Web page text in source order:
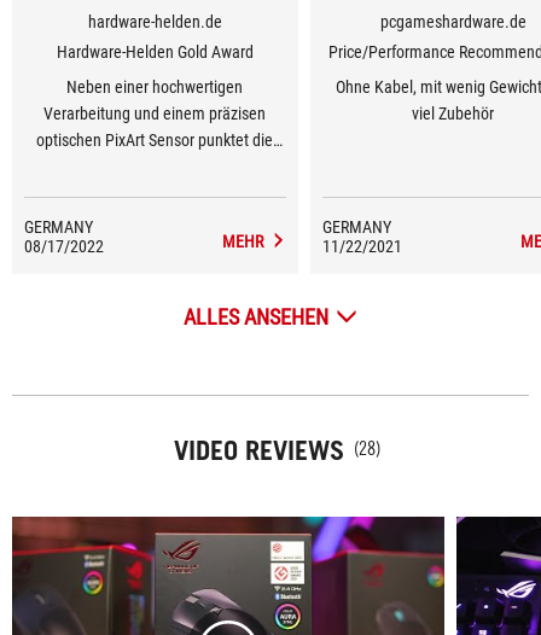
hardware-helden.de
Hardware-Helden Gold Award
Neben einer hochwertigen
Verarbeitung und einem präzisen
optischen PixArt Sensor punktet die
Gewicht, haltbaren PBT
Hauptmaustasten, wechselbaren
Switches und austauschbaren
Stunden ohne Beleuchtung hält die
GERMANY
08/17/2022
MEHR
pcgameshardware.de
Price/Performance
Ohne Kabel, mit wenig
viel Zubehör
GERMANY
11/22/2021
ALLES ANSEHEN
VIDEO REVIEWS (28)